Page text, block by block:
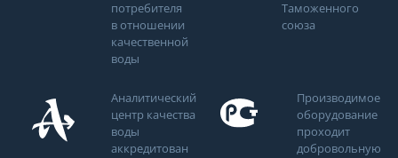
потребителя
в отношении
качественной
воды
Таможенного
союза
Аналитический
центр качества
воды
аккредитован
Производимое
оборудование
проходит
добровольную